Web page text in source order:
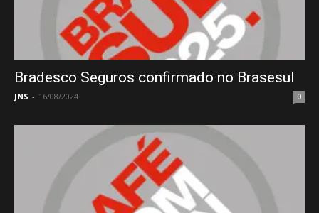
Bradesco Seguros confirmado no Brasesul
JNS - 16/08/2024 0